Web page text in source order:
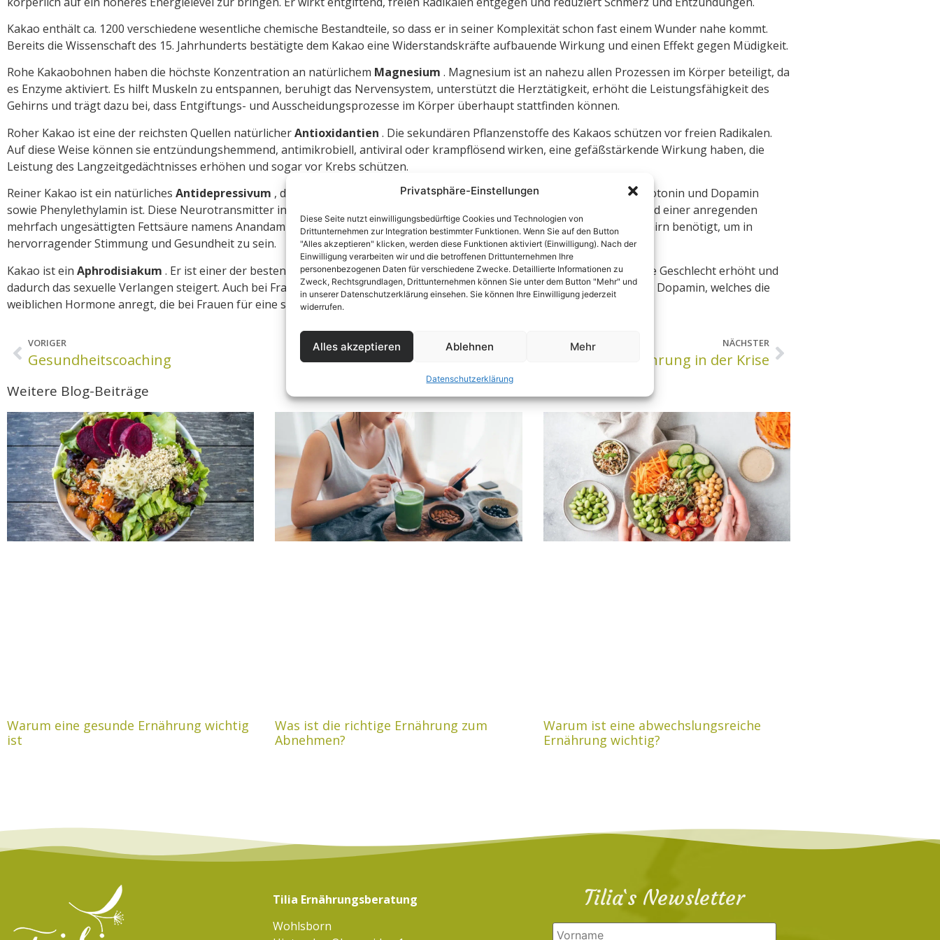
Privatsphäre-Einstellungen
Diese Seite nutzt einwilligungsbedürftige Cookies und Technologien von
Drittunternehmen zur Integration bestimmter Funktionen. Wenn Sie auf den Button
"Alles akzeptieren" klicken, werden diese Funktionen aktiviert (Einwilligung). Nach der
Einwilligung verarbeiten wir und die betroffenen Drittunternehmen Ihre
personenbezogenen Daten für verschiedene Zwecke. Detaillierte Informationen zu
Zweck, Rechtsgrundlagen, Drittunternehmen können Sie unter dem Button "Mehr" und
in unserer Datenschutzerklärung einsehen. Sie können Ihre Einwilligung jederzeit
widerrufen.
Alles akzeptieren Ablehnen Mehr
Datenschutzerklärung
Kakao enthält ca. 1200 verschiedene wesentliche chemische Bestandteile, so dass er in seiner Komplexität schon fast einem Wunder nahe kommt.
Bereits die Wissenschaft des 15. Jahrhunderts bestätigte dem Kakao eine Widerstandskräfte aufbauende Wirkung und einen Effekt gegen Müdigkeit.
Rohe Kakaobohnen haben die höchste Konzentration an natürlichem Magnesium . Magnesium ist an nahezu allen Prozessen im Körper beteiligt, da
es Enzyme aktiviert. Es hilft Muskeln zu entspannen, beruhigt das Nervensystem, unterstützt die Herztätigkeit, erhöht die Leistungsfähigkeit des
Gehirns und trägt dazu bei, dass Entgiftungs- und Ausscheidungsprozesse im Körper überhaupt stattfinden können.
Roher Kakao ist eine der reichsten Quellen natürlicherAntioxidantien . Die sekundären Pflanzenstoffe des Kakaos schützen vor freien Radikalen.
Auf diese Weise können sie entzündungshemmend, antimikrobiell, antiviral oder krampflösend wirken, eine gefäßstärkende Wirkung haben, die
Leistung des Langzeitgedächtnisses erhöhen und sogar vor Krebs schützen.
Reiner Kakao ist ein natürliches Antidepressivum , da er ein guter Lieferant für die stimmungsaufhellenden Hormone Serotonin und Dopamin
sowie Phenylethylamin ist. Diese Neurotransmitter in Verbindung mit den im Kakao ebenfalls enthaltenden B-Vitaminen und einer anregenden
mehrfach ungesättigten Fettsäure namens Anandamid erzeugen ein Gefühl der Glückseligkeit und liefern alles was das Gehirn benötigt, um in
hervorragender Stimmung und Gesundheit zu sein.
Kakao ist ein Aphrodisiakum . Er ist einer der besten Quellen für die Aminosäure Arginin, die den Blutfluss in das männliche Geschlecht erhöht und
dadurch das sexuelle Verlangen steigert. Auch bei Frauen gibt es eine stimulierende Wirkung über das im Kakao enthaltene Dopamin, welches die
weiblichen Hormone anregt, die bei Frauen für eine sexuelle Anregung sorgen.
VORIGER
Gesundheitscoaching
NÄCHSTER
Ernährung in der Krise
Weitere Blog-Beiträge
Warum eine gesunde Ernährung wichtig
ist
Was ist die richtige Ernährung zum
Abnehmen?
Warum ist eine abwechslungsreiche
Ernährung wichtig?
Tilia Ernährungsberatung
Wohlsborn
Tilia`s Newsletter